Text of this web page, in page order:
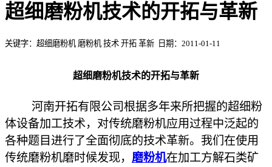
超细磨粉机技术的开拓与革新
关键字：超细磨粉机 磨粉机 技术 开拓 革新 日期：2011-01-11
超细磨粉机技术的开拓与革新
河南开拓有限公司根据多年来所把握的超细粉
体设备加工技术，对传统磨粉机应用过程中泛起的
各种题目进行了全面彻底的技术革新。我们在使用
传统磨粉机磨时候发现， 磨粉机在加工方解石类矿